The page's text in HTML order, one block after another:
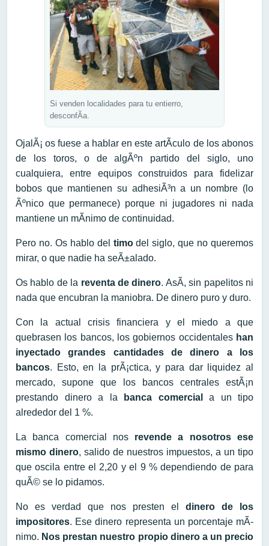
Si venden localidades para tu entierro,
desconfÃ­a.
OjalÃ¡ os fuese a hablar en este artÃ­culo de los abonos
de los toros, o de algÃºn partido del siglo, uno
cualquiera, entre equipos construidos para fidelizar
bobos que mantienen su adhesiÃ³n a un nombre (lo
Ãºnico que permanece) porque ni jugadores ni nada
mantiene un mÃ­nimo de continuidad.
Pero no. Os hablo del timodel siglo, que no queremos
mirar, o que nadie ha seÃ±alado.
Os hablo de la reventa de dinero. AsÃ­, sin papelitos ni
nada que encubran la maniobra. De dinero puro y duro.
Con la actual crisis financiera y el miedo a que
quebrasen los bancos, los gobiernos occidentales han
inyectado grandes cantidades de dinero a los
bancos. Esto, en la prÃ¡ctica, y para dar liquidez al
mercado, supone que los bancos centrales estÃ¡n
prestando dinero a la banca comercial
a un tipo
alrededor del 1 %.
La banca comercial nos revende a nosotros ese
mismo dinero, salido de nuestros impuestos, a un tipo
que oscila entre el 2,20 y el 9 % dependiendo de para
quÃ© se lo pidamos.
No es verdad que nos presten el dinero de los
impositores. Ese dinero representa un porcentaje mÃ­
nimo. Nos prestan nuestro propio dinero a un precio